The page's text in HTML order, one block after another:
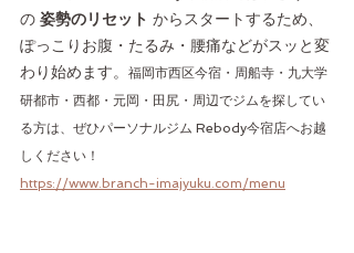
の 姿勢のリセット からスタートするため、
ぽっこりお腹・たるみ・腰痛などがスッと変
わり始めます。 福岡市西区今宿・周船寺・九大学
研都市・西都・元岡・田尻・周辺でジムを探してい
る方は、ぜひパーソナルジム Rebody今宿店へお越
しください！
https://www.branch-imajyuku.com/menu